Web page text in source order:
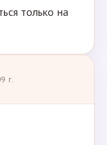
только на
г.